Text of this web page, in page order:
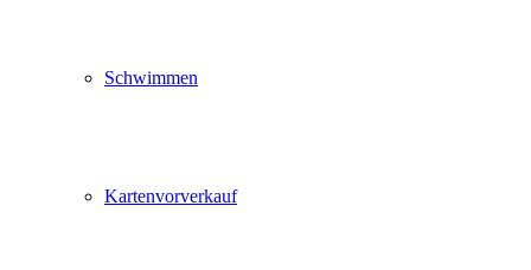
Schwimmen
Kartenvorverkauf